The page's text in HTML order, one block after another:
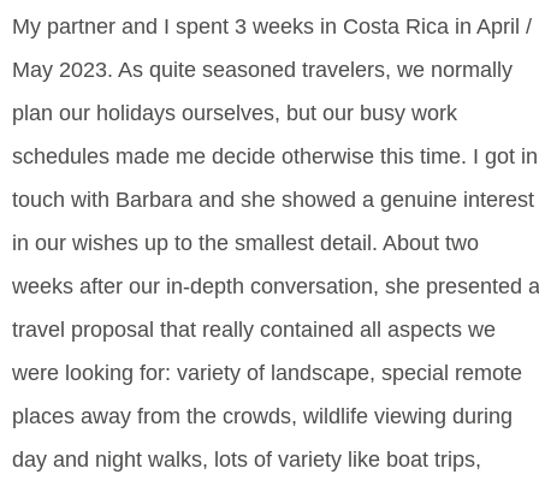
My partner and I spent 3 weeks in Costa Rica in April /
May 2023. As quite seasoned travelers, we normally
plan our holidays ourselves, but our busy work
schedules made me decide otherwise this time. I got in
touch with Barbara and she showed a genuine interest
in our wishes up to the smallest detail. About two
weeks after our in-depth conversation, she presented a
travel proposal that really contained all aspects we
were looking for: variety of landscape, special remote
places away from the crowds, wildlife viewing during
day and night walks, lots of variety like boat trips,